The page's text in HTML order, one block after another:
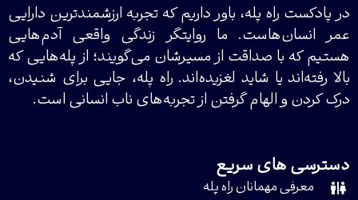
در پادکست راه پله، باور داریم که تجربه ارزشمندترین دارایی
عمر انسان‌هاست. ما روایتگر زندگی واقعی آدم‌هایی
هستیم که با صداقت از مسیرشان می‌گویند؛ از پله‌هایی که
بالا رفته‌اند یا شاید لغزیده‌اند. راه پله، جایی برای شنیدن،
درک کردن و الهام گرفتن از تجربه‌های ناب انسانی است.
دسترسی های سریع
معرفی مهمانان راه پله